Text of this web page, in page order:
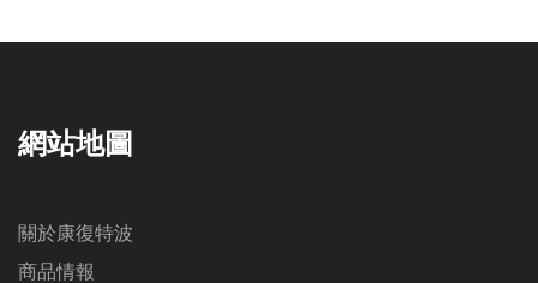
網站地圖
關於康復特波
商品情報